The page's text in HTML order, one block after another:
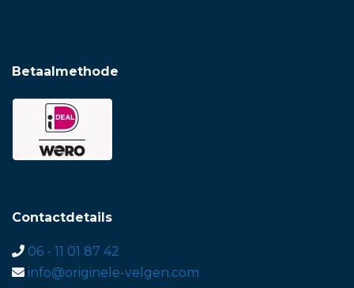
Betaalmethode
Contactdetails
06 - 11 01 87 42
info@originele-velgen.com